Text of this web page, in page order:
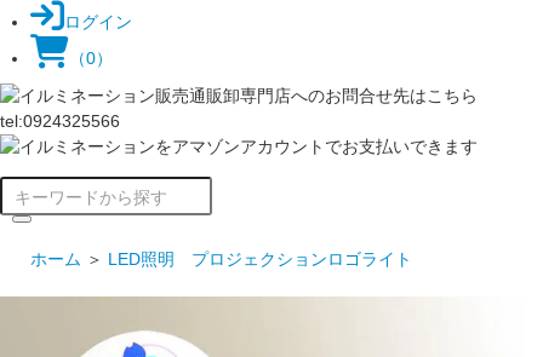
ログイン
（0）
ホーム ＞ LED照明 プロジェクションロゴライト